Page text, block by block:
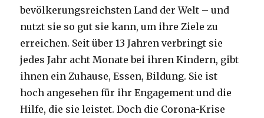
bevölkerungsreichsten Land der Welt – und
nutzt sie so gut sie kann, um ihre Ziele zu
erreichen. Seit über 13 Jahren verbringt sie
jedes Jahr acht Monate bei ihren Kindern, gibt
ihnen ein Zuhause, Essen, Bildung. Sie ist
hoch angesehen für ihr Engagement und die
Hilfe, die sie leistet. Doch die Corona-Krise